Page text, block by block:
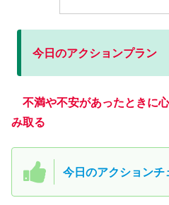
今日のアクションプラン
不満や不安があったときに
み取る
今日のアクションチ